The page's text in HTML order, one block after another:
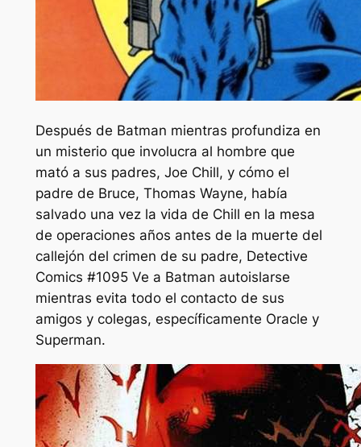
Después de Batman mientras profundiza en
un misterio que involucra al hombre que
mató a sus padres, Joe Chill, y cómo el
padre de Bruce, Thomas Wayne, había
salvado una vez la vida de Chill en la mesa
de operaciones años antes de la muerte del
callejón del crimen de su padre, Detective
Comics #1095Ve a Batman autoislarse
mientras evita todo el contacto de sus
amigos y colegas, específicamente Oracle y
Superman.